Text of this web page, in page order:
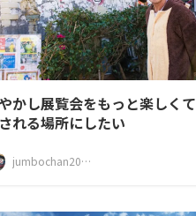
かし展覧会をもっと楽しくて
れる場所にしたい
jumbochan2017